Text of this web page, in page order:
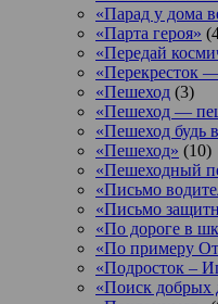
«Парад у дома
«Парта героя»
«Передай
«Перекресток
«Пешеход (3)
«Пешеход —
«Пешеход будь
«Пешеход» (10)
«Пешеходный
«Письмо
«Письмо
«По дороге в
«По примеру
«Подросток ‒
«Поиск добрых